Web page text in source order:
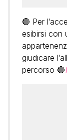
🔴 Per
esibirsi con
giudicare
percorso 🔴